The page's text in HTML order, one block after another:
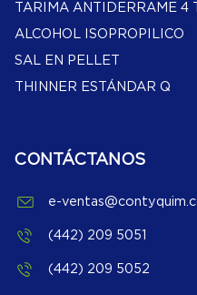
TARIMA ANTIDERRAME 4
ALCOHOL ISOPROPILICO
SAL EN PELLET
THINNER ESTÁNDAR Q
CONTÁCTANOS
e-
(442) 209 5051
(442) 209 5052